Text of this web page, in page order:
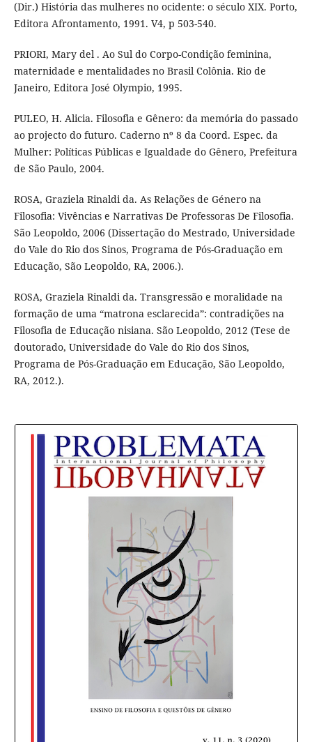
(Dir.) História das mulheres no ocidente: o século XIX. Porto,
Editora Afrontamento, 1991. V4, p 503-540.
PRIORI, Mary del . Ao Sul do Corpo-Condição feminina,
maternidade e mentalidades no Brasil Colônia. Rio de
Janeiro, Editora José Olympio, 1995.
PULEO, H. Alicia. Filosofia e Gênero: da memória do passado
ao projecto do futuro. Caderno nº 8 da Coord. Espec. da
Mulher: Políticas Públicas e Igualdade do Gênero, Prefeitura
de São Paulo, 2004.
ROSA, Graziela Rinaldi da. As Relações de Género na
Filosofia: Vivências e Narrativas De Professoras De Filosofia.
São Leopoldo, 2006 (Dissertação do Mestrado, Universidade
do Vale do Rio dos Sinos, Programa de Pós-Graduação em
Educação, São Leopoldo, RA, 2006.).
ROSA, Graziela Rinaldi da. Transgressão e moralidade na
formação de uma “matrona esclarecida”: contradições na
Filosofia de Educação nisiana. São Leopoldo, 2012 (Tese de
doutorado, Universidade do Vale do Rio dos Sinos,
Programa de Pós-Graduação em Educação, São Leopoldo,
RA, 2012.).